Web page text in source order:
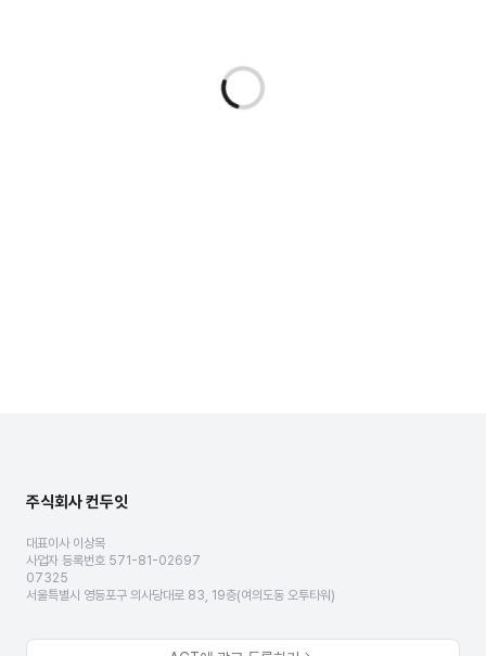
주식회사 컨두잇
대표이사 이상목
사업자 등록번호 571-81-02697
07325
서울특별시 영등포구 의사당대로 83, 19층(여의도동 오투타워)